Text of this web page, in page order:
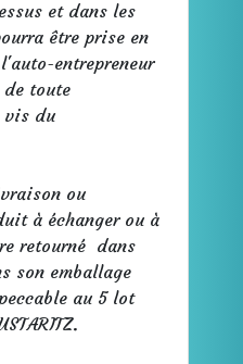
et dans les
être prise en
entrepreneur
de toute
vis du
ou
à échanger ou à
retourné dans
son emballage
au 5 lot